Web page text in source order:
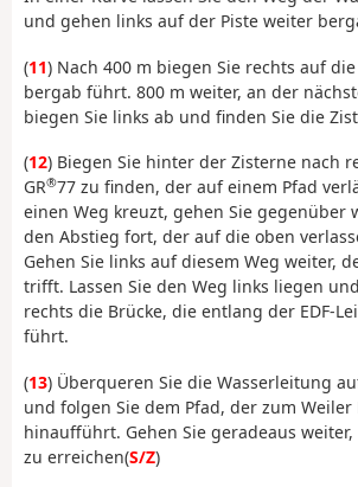
und gehen links auf der Piste weiter
(11) Nach 400 m biegen Sie rechts auf
bergab führt. 800 m weiter, an der
biegen Sie links ab und finden Sie die
(12) Biegen Sie hinter der Zisterne nach
GR®77 zu finden, der auf einem Pfad
einen Weg kreuzt, gehen Sie gegenüber
den Abstieg fort, der auf die oben
Gehen Sie links auf diesem Weg weiter,
trifft. Lassen Sie den Weg links liegen
rechts die Brücke, die entlang der EDF-
führt.
(13) Überqueren Sie die Wasserleitung
und folgen Sie dem Pfad, der zum Weiler
hinaufführt. Gehen Sie geradeaus
zu erreichen(S/Z)